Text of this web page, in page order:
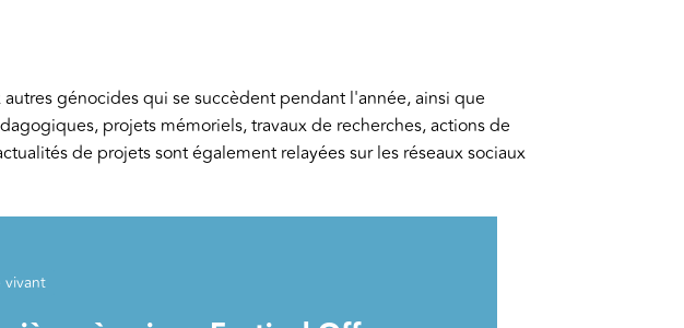
génocides qui se succèdent pendant l'année, ainsi que
projets mémoriels, travaux de recherches, actions de
de projets sont également relayées sur les réseaux sociaux
vivant